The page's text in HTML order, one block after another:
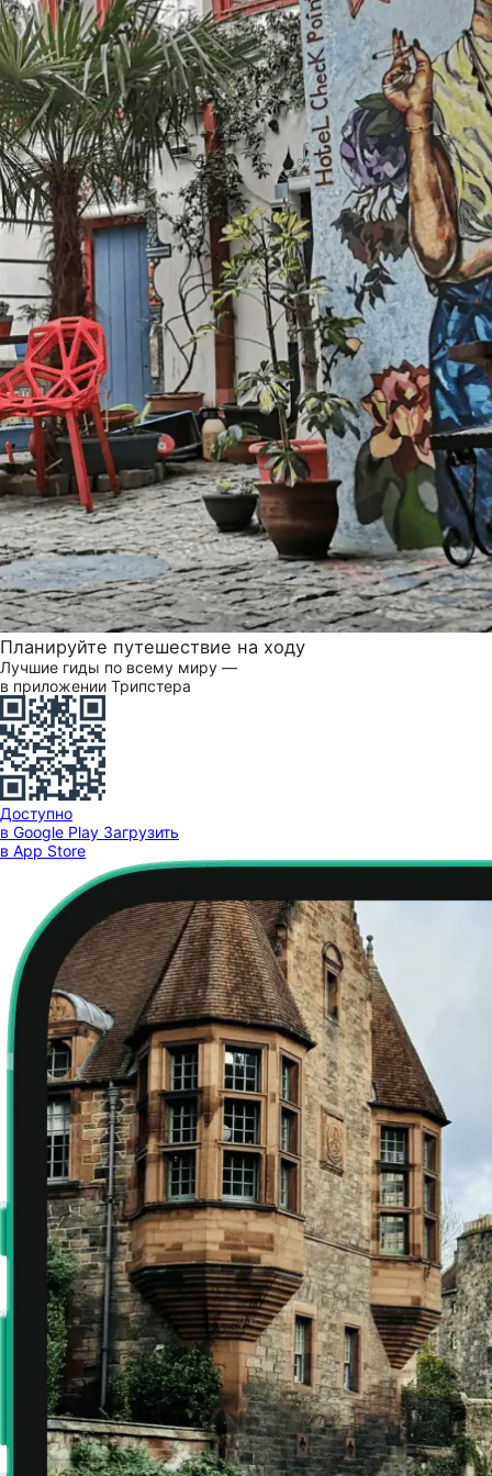
Планируйте путешествие на ходу
Лучшие гиды по всему миру —
в приложении Трипстера
Доступно
в Google Play Загрузить
в App Store